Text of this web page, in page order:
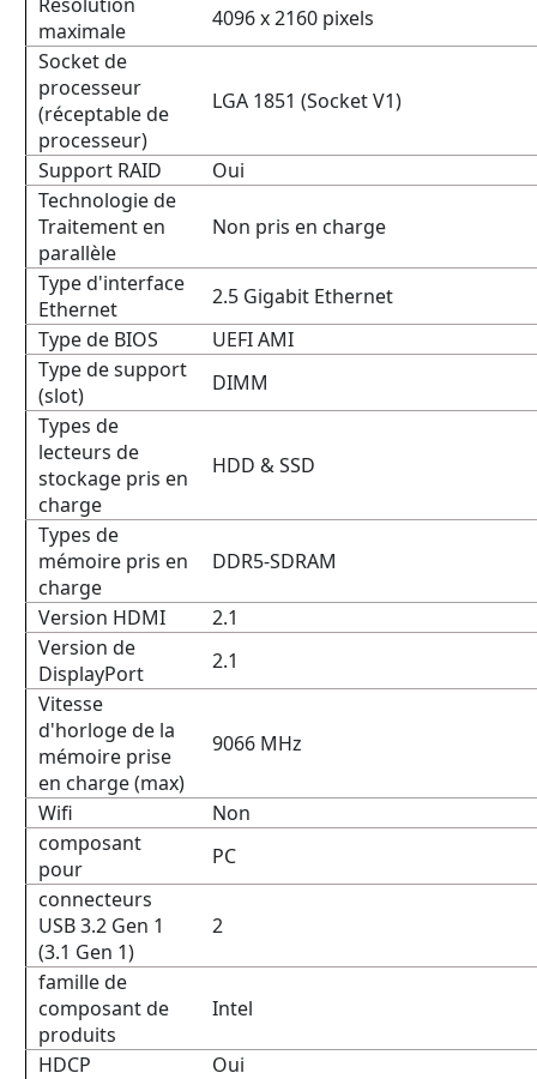
maximale
4096 x 2160 pixels
Socket de
processeur
(réceptable de
processeur)
LGA 1851 (Socket V1)
Support RAID
Oui
Technologie de
Traitement en
parallèle
Non pris en charge
Type d'interface
Ethernet
2.5 Gigabit Ethernet
Type de BIOS
UEFI AMI
Type de support
(slot)
DIMM
Types de
lecteurs de
stockage pris en
charge
HDD & SSD
Types de
mémoire pris en
charge
DDR5-SDRAM
Version HDMI
2.1
Version de
DisplayPort
2.1
Vitesse
d'horloge de la
mémoire prise
en charge (max)
9066 MHz
Wifi
Non
composant
pour
PC
connecteurs
USB 3.2 Gen 1
(3.1 Gen 1)
2
famille de
composant de
produits
Intel
HDCP
Oui